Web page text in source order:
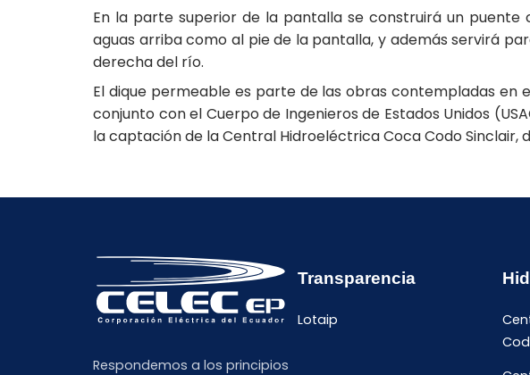
En la parte superior de la pantalla se construirá un
aguas arriba como al pie de la pantalla, y además servirá
derecha del río.
El dique permeable es parte de las obras contempladas en
conjunto con el Cuerpo de Ingenieros de Estados Unidos
la captación de la Central Hidroeléctrica Coca Codo Sinclair,
Respondemos a los principios
Transparencia
Lotaip